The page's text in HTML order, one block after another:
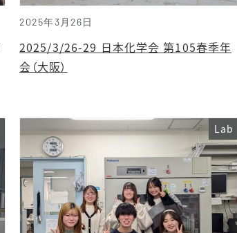
2025年3月26日
2025/3/26-29 日本化学会 第105春季年
会（大阪）
Lab